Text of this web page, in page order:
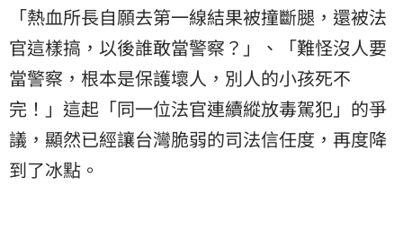
「熱血所長自願去第一線結果被撞斷腿，還被法
官這樣搞，以後誰敢當警察？」、「難怪沒人要
當警察，根本是保護壞人，別人的小孩死不
完！」這起「同一位法官連續縱放毒駕犯」的爭
議，顯然已經讓台灣脆弱的司法信任度，再度降
到了冰點。